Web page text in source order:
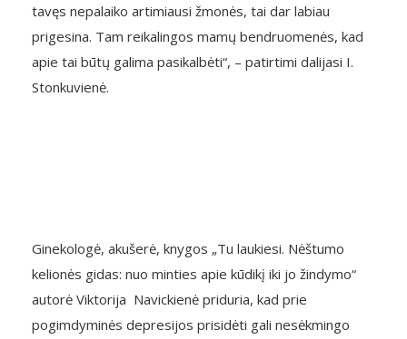
tavęs nepalaiko artimiausi žmonės, tai dar labiau
prigesina. Tam reikalingos mamų bendruomenės, kad
apie tai būtų galima pasikalbėti“, – patirtimi dalijasi I.
Stonkuvienė.
Ginekologė, akušerė, knygos „Tu laukiesi. Nėštumo
kelionės gidas: nuo minties apie kūdikį iki jo žindymo“
autorė Viktorija Navickienė priduria, kad prie
pogimdyminės depresijos prisidėti gali nesėkmingo